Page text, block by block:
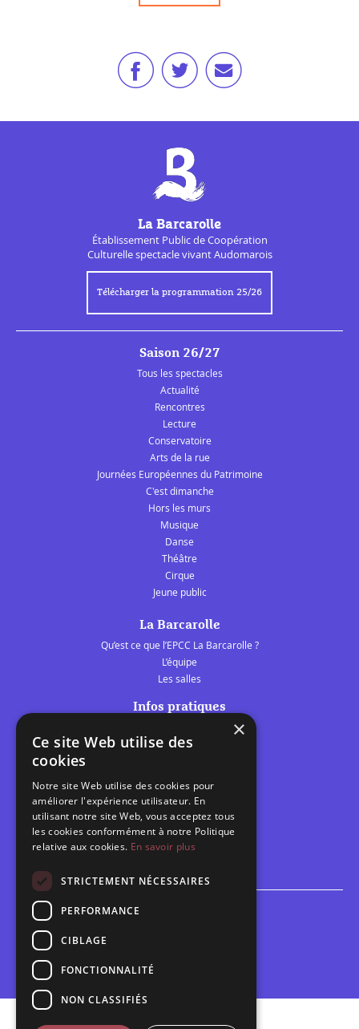
La Barcarolle
Établissement Public deCoopération
Culturellespectacle vivant Audomarois
Télécharger la programmation 25/26
Saison 26/27
Tous les spectacles
Actualité
Rencontres
Lecture
Conservatoire
Arts de la rue
Journées Européennes du Patrimoine
C'est dimanche
Hors les murs
Musique
Danse
Théâtre
Cirque
Jeune public
La Barcarolle
Qu’est ce que l’EPCC La Barcarolle ?
L’équipe
Les salles
Infos pratiques
Les belles scènes audomaroises
Calendrier
Programme des spectacles
Brèves
Espace scolaire
×
Ce site Web utilise des
cookies
Notre site Web utilise des cookies pour
améliorer l'expérience utilisateur. En
utilisant notre site Web, vous acceptez tous
les cookies conformément à notre Politique
relative aux cookies. En savoir plus
STRICTEMENT NÉCESSAIRES
PERFORMANCE
CIBLAGE
FONCTIONNALITÉ
NON CLASSIFIÉS